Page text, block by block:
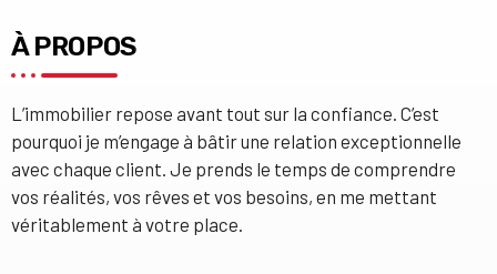
À PROPOS
L’immobilier repose avant tout sur la confiance. C’est
pourquoi je m’engage à bâtir une relation exceptionnelle
avec chaque client. Je prends le temps de comprendre
vos réalités, vos rêves et vos besoins, en me mettant
véritablement à votre place.